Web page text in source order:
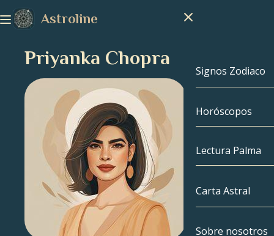
Astroline
Signos Zodiaco
Signos
Capricornio
Piscis
Horóscopos
Lectura Palma
Carta Astral
Carta Astral
Sobre nosotros
Priyanka Chopra